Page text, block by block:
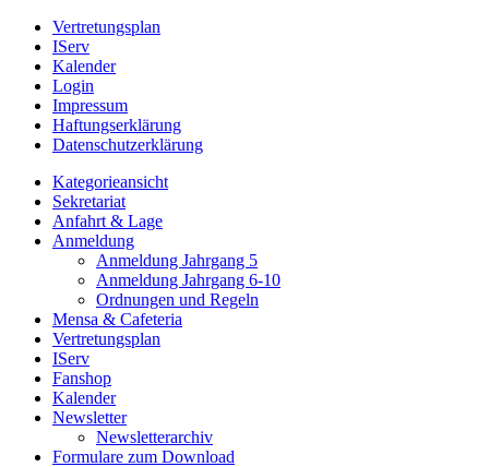
Vertretungsplan
IServ
Kalender
Login
Impressum
Haftungserklärung
Datenschutzerklärung
Kategorieansicht
Sekretariat
Anfahrt & Lage
Anmeldung
Anmeldung Jahrgang 5
Anmeldung Jahrgang 6-10
Ordnungen und Regeln
Mensa & Cafeteria
Vertretungsplan
IServ
Fanshop
Kalender
Newsletter
Newsletterarchiv
Formulare zum Download